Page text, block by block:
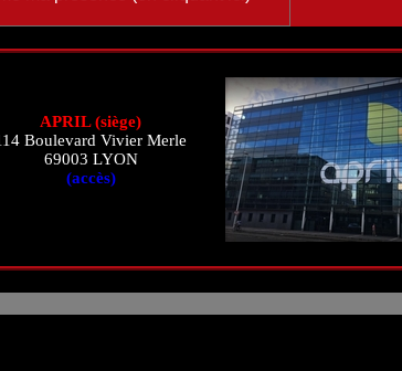
APRIL (siège)
Boulevard Vivier Merle
69003 LYON
(accès)